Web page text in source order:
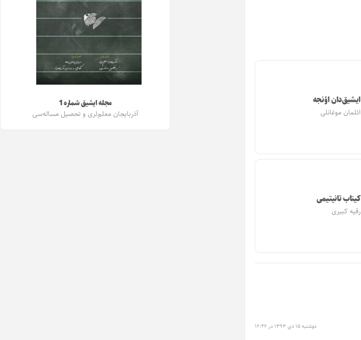
ایشیق‌دان اؤنجه
ائلمان موغانلی
کیتاب تانیتیمی
رقیه کبیری
دوشنبه ۱۵ دی ۱۳۹۳ در ۱۶:۴۶
مجله ایشیق شماره 1
آذربایجان معلم‌لری و تحصیل مساله‌سی